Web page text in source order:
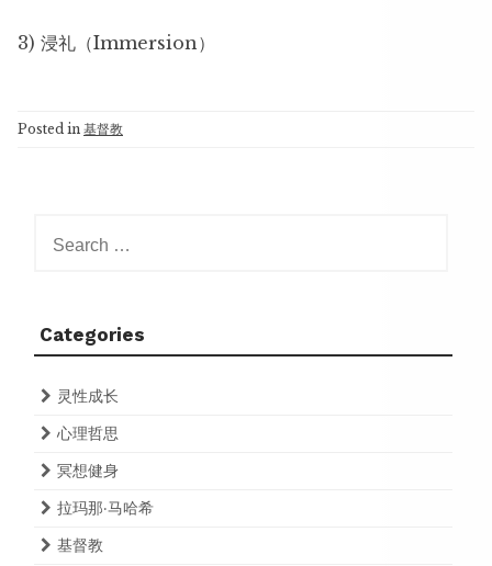
3) 浸礼（Immersion）
Posted in 基督教
for:
Categories
灵性成长
心理哲思
冥想健身
拉玛那·马哈希
基督教